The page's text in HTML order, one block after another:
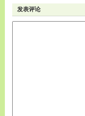
发表评论